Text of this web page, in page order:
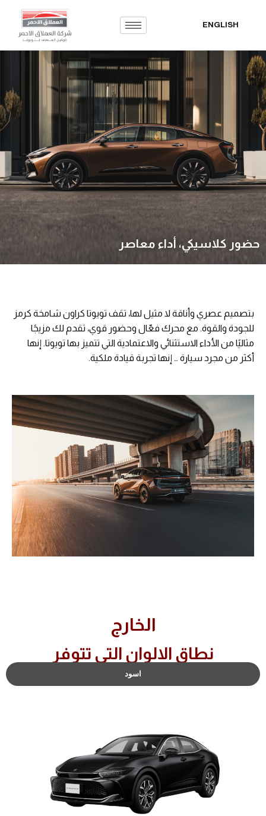
المحتوى
ENGLISH
حضور كلاسيكي، أداء معاصر
بتصميم عصري وأناقة لا مثيل لها، تقف تويوتا كراون شامخة كرمز
للجودة والقوة. مع محرك فعّال وحضور قوي، تقدم لك مزيجًا
مثاليًا من الأداء الاستثنائي والاعتمادية التي تتميز بها تويوتا. إنها
أكثر من مجرد سيارة … إنها تجربة قيادة ملكية.
الخارج
نطاق الالوان التي تتوفر
اسود